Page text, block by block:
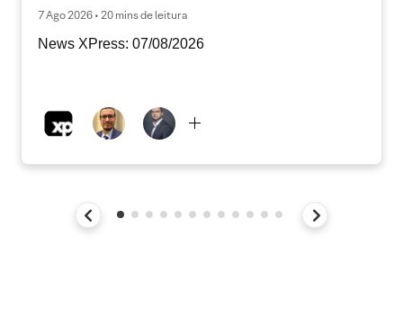
7 Ago 2026 • 20 mins de leitura
News XPress: 07/08/2026